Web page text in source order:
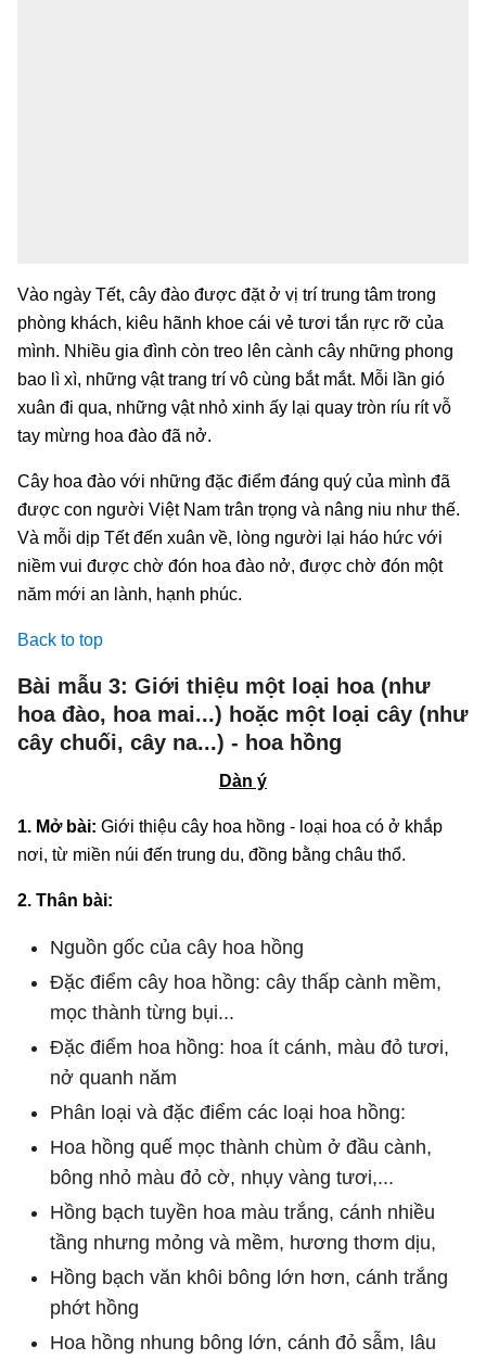
Vào ngày Tết, cây đào được đặt ở vị trí trung tâm trong
phòng khách, kiêu hãnh khoe cái vẻ tươi tắn rực rỡ của
mình. Nhiều gia đình còn treo lên cành cây những phong
bao lì xì, những vật trang trí vô cùng bắt mắt. Mỗi lần gió
xuân đi qua, những vật nhỏ xinh ấy lại quay tròn ríu rít vỗ
tay mừng hoa đào đã nở.
Cây hoa đào với những đặc điểm đáng quý của mình đã
được con người Việt Nam trân trọng và nâng niu như thế.
Và mỗi dịp Tết đến xuân về, lòng người lại háo hức với
niềm vui được chờ đón hoa đào nở, được chờ đón một
năm mới an lành, hạnh phúc.
Back to top
Bài mẫu 3: Giới thiệu một loại hoa (như
hoa đào, hoa mai...) hoặc một loại cây (như
cây chuối, cây na...) - hoa hồng
Dàn ý
1. Mở bài: Giới thiệu cây hoa hồng - loại hoa có ở khắp
nơi, từ miền núi đến trung du, đồng bằng châu thổ.
2. Thân bài:
Nguồn gốc của cây hoa hồng
Đặc điểm cây hoa hồng: cây thấp cành mềm,
mọc thành từng bụi...
Đặc điểm hoa hồng: hoa ít cánh, màu đỏ tươi,
nở quanh năm
Phân loại và đặc điểm các loại hoa hồng:
Hoa hồng quế mọc thành chùm ở đầu cành,
bông nhỏ màu đỏ cờ, nhụy vàng tươi,...
Hồng bạch tuyền hoa màu trắng, cánh nhiều
tầng nhưng mỏng và mềm, hương thơm dịu,
Hồng bạch văn khôi bông lớn hơn, cánh trắng
phớt hồng
Hoa hồng nhung bông lớn, cánh đỏ sẫm, lâu